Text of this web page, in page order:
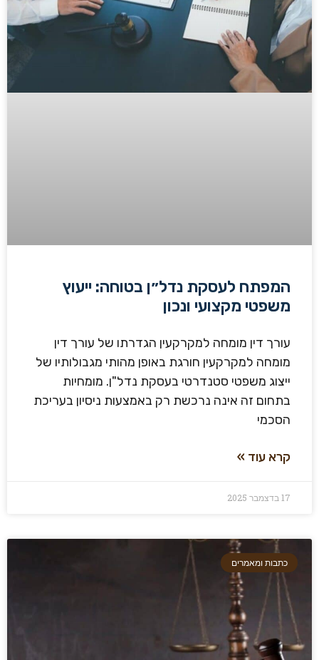
המפתח לעסקת נדל״ן בטוחה: ייעוץ
משפטי מקצועי ונכון
עורך דין מומחה למקרקעין הגדרתו של עורך דין
מומחה למקרקעין חורגת באופן מהותי מגבולותיו של
ייצוג משפטי סטנדרטי בעסקת נדל"ן. מומחיות
בתחום זה אינה נרכשת רק באמצעות ניסיון בעריכת
הסכמי
קרא עוד »
17 בדצמבר 2025
כתבות ומאמרים